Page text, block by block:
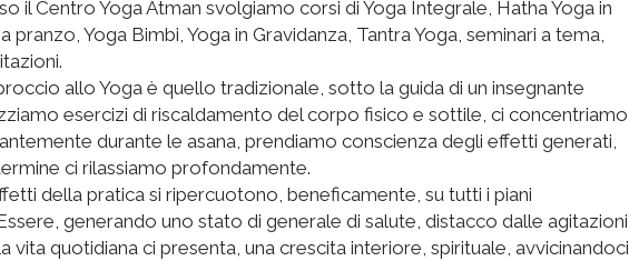
il Centro Yoga Atman svolgiamo corsi di Yoga Integrale, Hatha Yoga in
pranzo, Yoga Bimbi, Yoga in Gravidanza, Tantra Yoga, seminari a tema,
allo Yoga è quello tradizionale, sotto la guida di un insegnante
esercizi di riscaldamento del corpo fisico e sottile, ci concentriamo
durante le asana, prendiamo conscienza degli effetti generati,
ci rilassiamo profondamente.
della pratica si ripercuotono, beneficamente, su tutti i piani
generando uno stato di generale di salute, distacco dalle agitazioni
vita quotidiana ci presenta, una crescita interiore, spirituale, avvicinandoci